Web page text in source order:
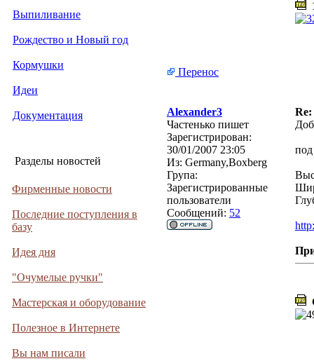
Выпиливание
Рождество и Новый год
Кормушки
Идеи
Документация
Разделы новостей
Фирменные новости
Последние поступления в
базу
Идея дня
"Очумелые ручки"
Мастерская и оборудование
Полезное в Интернете
Вы нам писали
Перенос
Alexander3
Частенько пишет
Зарегистрирован:
30/01/2007 23:05
Из: Germany,Boxberg
Група:
Зарегистрированные
пользователи
Сообщений: 52